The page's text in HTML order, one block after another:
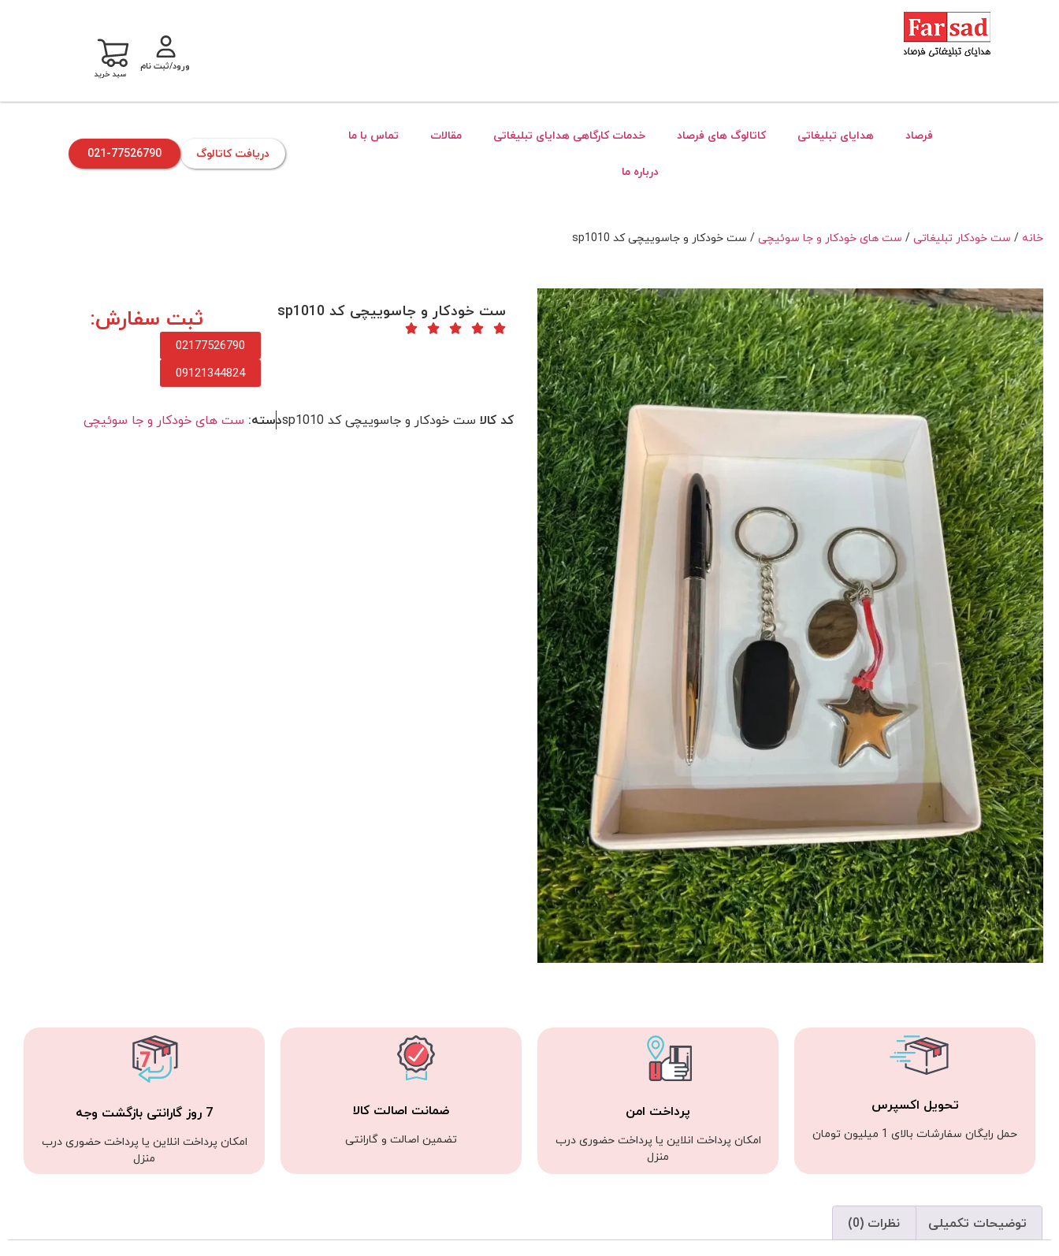
ورود/ثبت نام
سبد خرید
فرصاد هدایای تبلیغاتی کاتالوگ های فرصاد خدمات کارگاهی هدایای تبلیغاتی مقالات
تماس با ما
درباره ما
دریافت کاتالوگ 021-77526790
خانه / ست خودکار تبلیغاتی/ ست های خودکار و جا سوئیچی/ ست خودکار و جاسوییچی کد sp1010
ست خودکار و جاسوییچی کد sp1010 ثبت سفارش:
02177526790
09121344824
کد کالا ست خودکار و جاسوییچی کد sp1010 دسته: ست های خودکار و جا سوئیچی
تحویل اکسپرس
حمل رایگان سفارشات بالای 1 میلیون تومان
پرداخت امن
امکان پرداخت انلاین یا پرداخت حضوری درب
منزل
ضمانت اصالت کالا
تضمین اصالت و گارانتی
7 روز گارانتی بازگشت وجه
امکان پرداخت انلاین یا پرداخت حضوری درب
منزل
توضیحات تکمیلی نظرات (0)